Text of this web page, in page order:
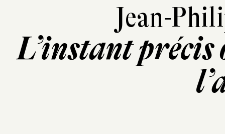
Jean-
L’instant précis